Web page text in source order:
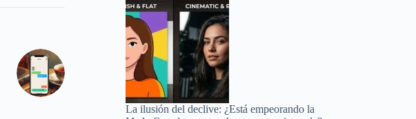
La ilusión del declive: ¿Está empeorando la